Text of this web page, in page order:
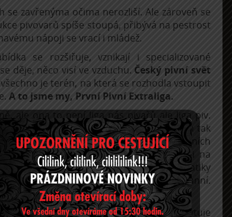
zavřenýma očima nerozliší. Ale zároveň se
pivovarů spíše stoupá, přibývá na pestrost
nápoji se vrací i mládež.
se rozšiřuje, vznikají i specializované
děje, něco visí ve vzduchu. Český pivní svět
je terén, na která se rozhodla vstoupit
A to jsme my, První Pivní Extraliga.
ale ona to není liga nás pivařů ale liga piv.
se anonymním degustacím, protože jen tak
či nadržování. Za přísně objektivních
seznamujeme veřejnost. Nehrajeme si na
práce k debatě, k oživení pivní tématiky
jsme pečliví, důslední, nestranní.
hospoda na Spořilově, která nám poskytuje